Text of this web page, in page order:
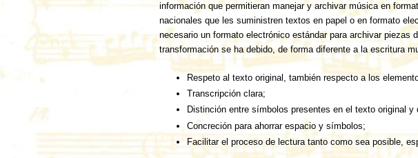
información que permitieran manejar y archivar música en
nacionales que les suministren textos en papel o en formato
necesario un formato electrónico estándar para archivar
transformación se ha debido, de forma diferente a la escritura
Respeto al texto original, también respecto a los
Transcripción clara;
Distinción entre símbolos presentes en el texto original
Concreción para ahorrar espacio y símbolos;
Facilitar el proceso de lectura tanto como sea posible,